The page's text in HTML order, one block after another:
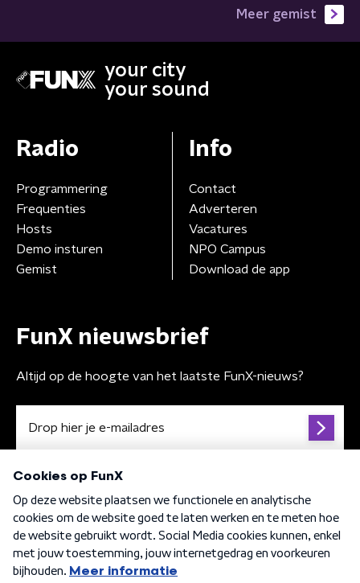
Meer gemist
your city
your sound
Radio
Programmering
Frequenties
Hosts
Demo insturen
Gemist
Info
Contact
Adverteren
Vacatures
NPO Campus
Download de app
FunX nieuwsbrief
Altijd op de hoogte van het laatste FunX-nieuws?
Algemene voorwaarden Privacybeleid